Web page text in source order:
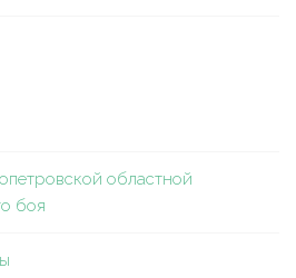
областной
боя